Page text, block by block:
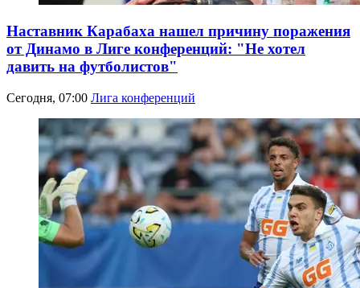
Наставник Карабаха нашел причину поражения
от Динамо в Лиге конференций: "Не хотел
давить на футболистов"
Сегодня, 07:00 Лига конференций